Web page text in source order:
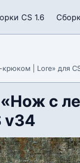
CS 1.6
| Lore» для
с
v34